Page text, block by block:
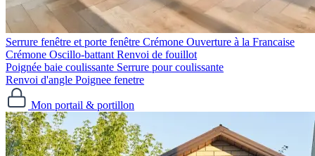
Serrure fenêtre et porte fenêtre Crémone Ouverture à la Francaise
Crémone Oscillo-battant Renvoi de fouillot
Poignée baie coulissante Serrure pour coulissante
Renvoi d'angle Poignee fenetre
Mon portail & portillon